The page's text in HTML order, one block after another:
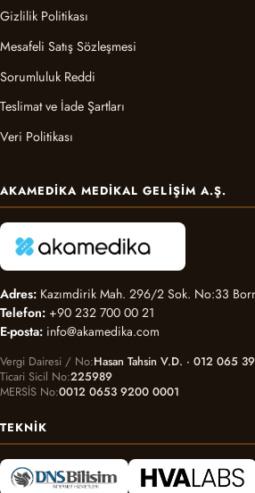
Gizlilik Politikası
Mesafeli Satış Sözleşmesi
Sorumluluk Reddi
Teslimat ve İade Şartları
Veri Politikası
AKAMEDIKA MEDIKAL GELIŞIM A.Ş.
Adres: Kazımdirik Mah. 296/2 Sok. No:33
Telefon: +90 232 700 00 21
E-posta: info@akamedika.com
Vergi Dairesi / No Hasan Tahsin V.D. · 012 065
Ticari Sicil No 225989
MERSİS No 0012 0653 9200 0001
TEKNIK